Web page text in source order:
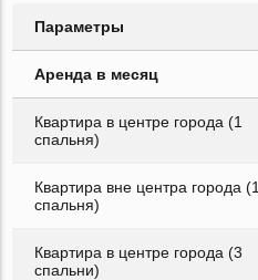
Параметры
Аренда в месяц
Квартира в центре города (1
спальня)
Квартира вне центра города (1
спальня)
Квартира в центре города (3
спальни)